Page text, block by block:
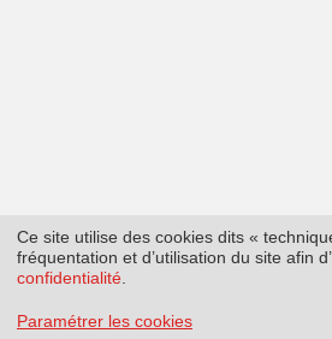
Ce site utilise des cookies dits «
fréquentation et d’utilisation du site afin
confidentialité
Paramétrer les cookies